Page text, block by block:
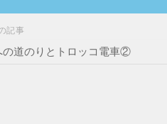
記事
の道のりとトロッコ電車②